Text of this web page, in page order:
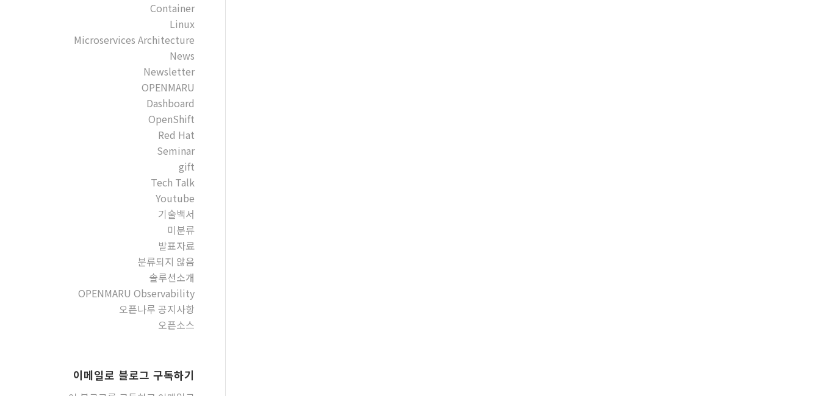
Container
Linux
Microservices Architecture
News
Newsletter
OPENMARU
Dashboard
OpenShift
Red Hat
Seminar
gift
Tech Talk
Youtube
기술백서
미분류
발표자료
분류되지 않음
솔루션소개
OPENMARU Observability
오픈나루 공지사항
오픈소스
이메일로 블로그 구독하기